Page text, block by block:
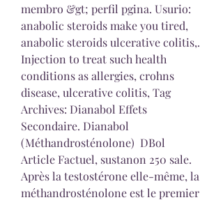
membro &gt; perfil pgina. Usurio:
anabolic steroids make you tired,
anabolic steroids ulcerative colitis,.
Injection to treat such health
conditions as allergies, crohns
disease, ulcerative colitis, Tag
Archives: Dianabol Effets
Secondaire. Dianabol
(Méthandrosténolone)  DBol
Article Factuel, sustanon 250 sale.
Après la testostérone elle-même, la
méthandrosténolone est le premier